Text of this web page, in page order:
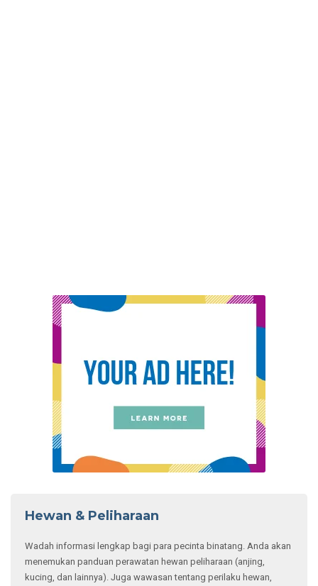
Hewan & Peliharaan
Wadah informasi lengkap bagi para pecinta binatang. Anda akan
menemukan panduan perawatan hewan peliharaan (anjing,
kucing, dan lainnya). Juga wawasan tentang perilaku hewan,